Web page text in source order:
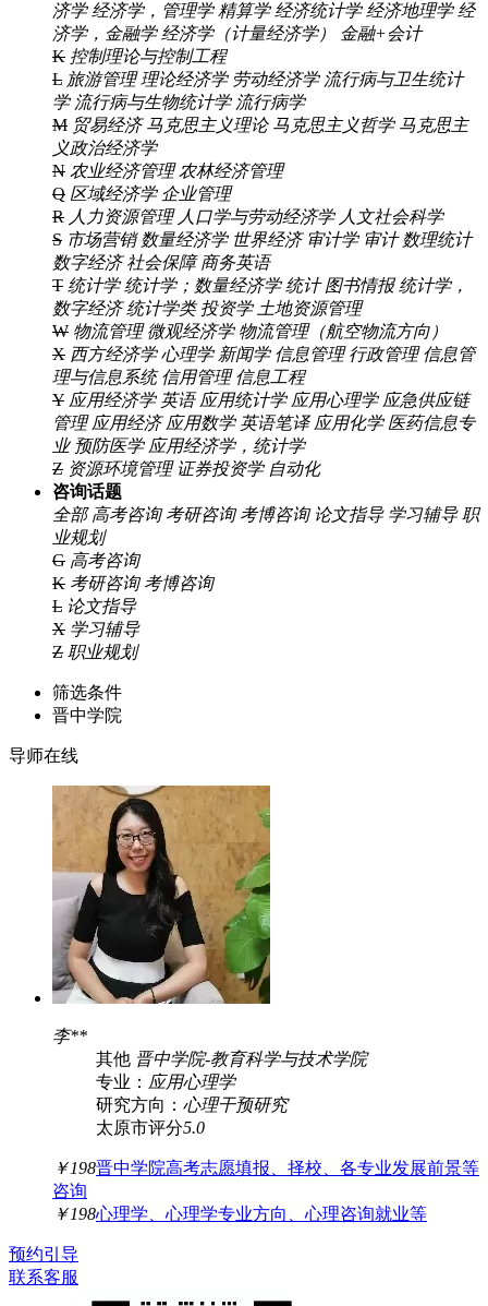
济学 经济学，管理学 精算学 经济统计学 经济地理学 经
济学，金融学 经济学（计量经济学）
金融+会计
K 控制理论与控制工程
L 旅游管理 理论经济学 劳动经济学 流行病与卫生统计
学 流行病与生物统计学 流行病学
M 贸易经济 马克思主义理论 马克思主义哲学 马克思主
义政治经济学
N 农业经济管理 农林经济管理
Q 区域经济学 企业管理
R 人力资源管理 人口学与劳动经济学 人文社会科学
S 市场营销 数量经济学 世界经济 审计学 审计 数理统计
数字经济 社会保障 商务英语
T 统计学 统计学；数量经济学 统计 图书情报 统计学，
数字经济 统计学类 投资学 土地资源管理
W 物流管理 微观经济学 物流管理（航空物流方向）
X 西方经济学 心理学 新闻学 信息管理 行政管理 信息管
理与信息系统 信用管理 信息工程
Y 应用经济学 英语 应用统计学 应用心理学 应急供应链
管理 应用经济 应用数学 英语笔译 应用化学 医药信息专
业 预防医学 应用经济学，统计学
Z 资源环境管理 证券投资学 自动化
咨询话题
全部 高考咨询 考研咨询 考博咨询 论文指导 学习辅导 职
业规划
G 高考咨询
K 考研咨询 考博咨询
L 论文指导
X 学习辅导
Z 职业规划
筛选条件
晋中学院
导师在线
李**
其他 晋中学院-教育科学与技术学院
专业： 应用心理学
研究方向： 心理干预研究
太原市评分5.0
￥198晋中学院高考志愿填报、择校、各专业发展前景等
咨询
￥198心理学、心理学专业方向、心理咨询就业等
预约引导
联系客服